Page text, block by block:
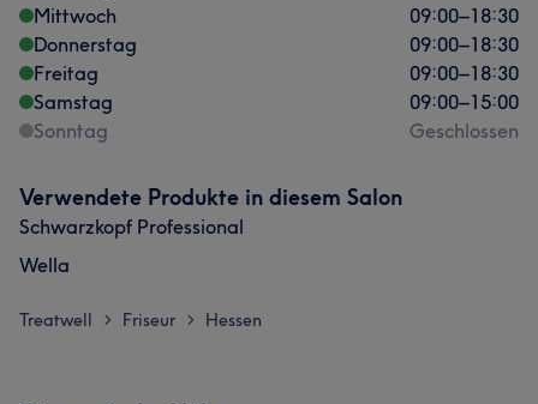
Mittwoch
09:00–18:30
Donnerstag
09:00–18:30
Freitag
09:00–18:30
Samstag
09:00–15:00
Sonntag
Geschlossen
Verwendete Produkte in diesem Salon
Schwarzkopf Professional
Wella
Treatwell > Friseur > Hessen